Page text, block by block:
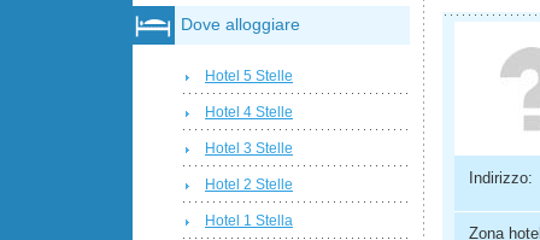
Indirizzo:
Zona
Dove alloggiare
Hotel 5 Stelle
Hotel 4 Stelle
Hotel 3 Stelle
Hotel 2 Stelle
Hotel 1 Stella